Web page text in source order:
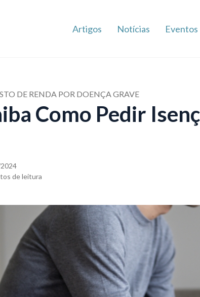
Artigos Notícias Eventos
DE RENDA POR DOENÇA GRAVE
Como Pedir
de leitura